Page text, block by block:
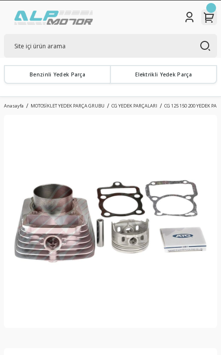
Benzinli Yedek Parça Elektrikli Yedek Parça
Anasayfa MOTOSİKLET YEDEK PARÇA GRUBU CG YEDEK PARÇALARI CG 125 150 200 YEDEK